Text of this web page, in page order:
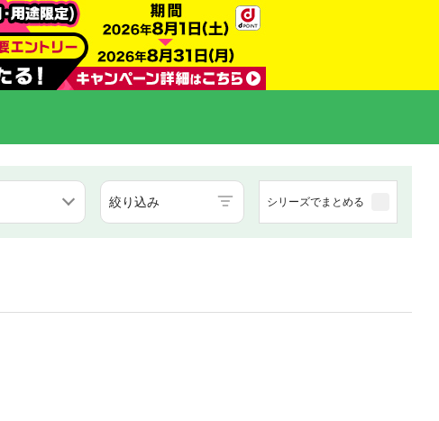
絞り込み シリーズでまとめる